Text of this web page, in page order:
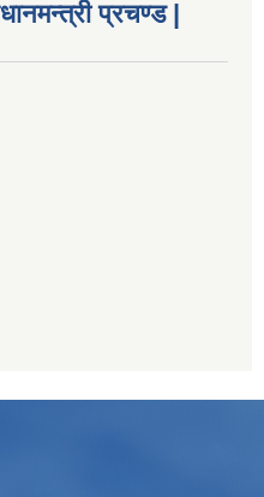
प्रचण्ड |